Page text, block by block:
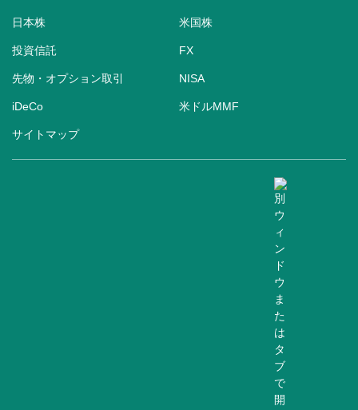
日本株 米国株
投資信託 FX
先物・オプション取引 NISA
iDeCo 米ドルMMF
サイトマップ